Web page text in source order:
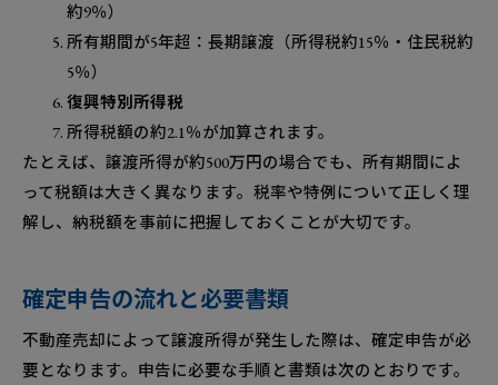
約9％）
所有期間が5年超：長期譲渡（所得税約15％・住民税約
5％）
復興特別所得税
所得税額の約2.1％が加算されます。
たとえば、譲渡所得が約500万円の場合でも、所有期間によ
って税額は大きく異なります。税率や特例について正しく理
解し、納税額を事前に把握しておくことが大切です。
確定申告の流れと必要書類
不動産売却によって譲渡所得が発生した際は、確定申告が必
要となります。申告に必要な手順と書類は次のとおりです。